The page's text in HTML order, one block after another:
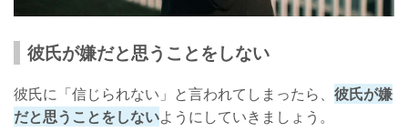
彼氏が嫌だと思うことをしない
彼氏に「信じられない」と言われてしまったら、 彼氏が嫌
だと思うことをしないようにしていきましょう。